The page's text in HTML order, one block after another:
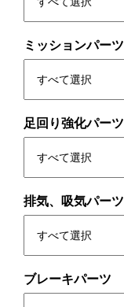
ミッションパーツ
足回り強化パーツ
排気、吸気パーツ
ブレーキパーツ